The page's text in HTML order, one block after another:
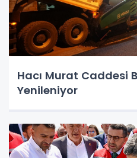
Hacı Murat Caddesi
Yenileniyor